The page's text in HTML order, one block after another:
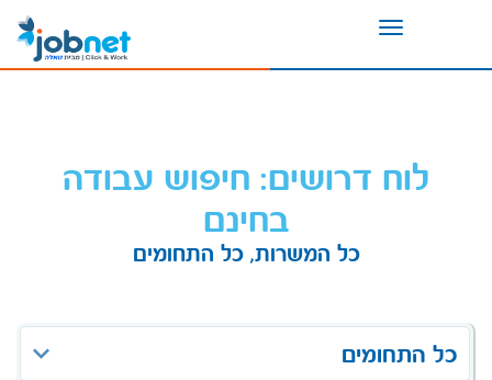
Toggle
לוח דרושים: חיפוש עבודה
בחינם
כל המשרות, כל התחומים
כל התחומים